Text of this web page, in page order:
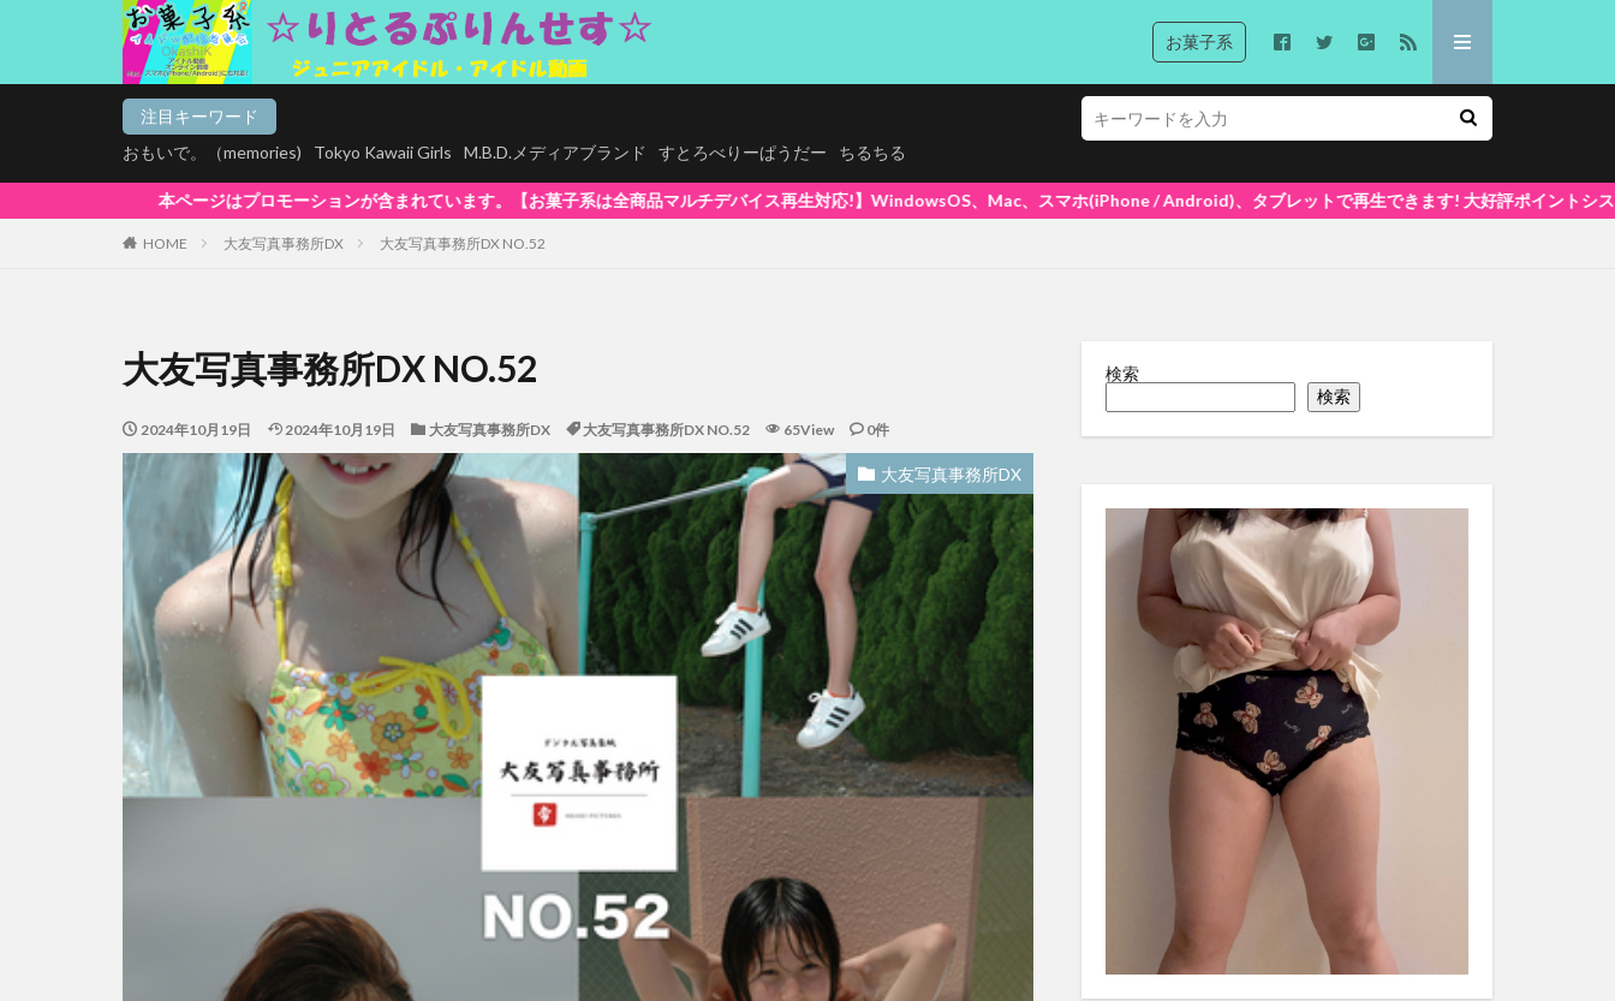
お菓子系
注目キーワード
おもいで。（memories)
Tokyo Kawaii Girls M.B.D.メディアブランド すとろべりーぱうだー ちるちる
ーションが含まれています。【お菓子系は全商品マルチデバイス再生対応!】WindowsOS、Mac、スマホ(iPhone / Android)、タブレットで再生できます! 大好評ポイントシステム5%還元中(1ポイント=1円換算)
HOME 大友写真事務所DX 大友写真事務所DX NO.52
大友写真事務所DX NO.52
2024年10月19日 2024年10月19日 大友写真事務所DX 大友写真事務所DX NO.52 65View 0件
大友写真事務所DX
検索
検索